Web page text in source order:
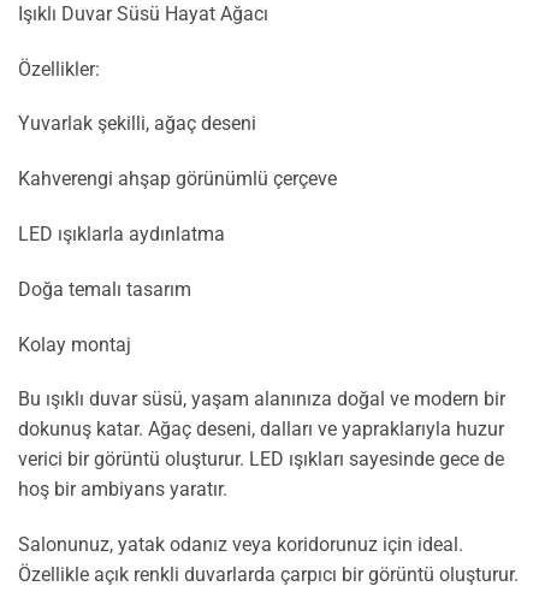
Işıklı Duvar Süsü Hayat Ağacı
Özellikler:
Yuvarlak şekilli, ağaç deseni
Kahverengi ahşap görünümlü çerçeve
LED ışıklarla aydınlatma
Doğa temalı tasarım
Kolay montaj
Bu ışıklı duvar süsü, yaşam alanınıza doğal ve modern bir
dokunuş katar. Ağaç deseni, dalları ve yapraklarıyla huzur
verici bir görüntü oluşturur. LED ışıkları sayesinde gece de
hoş bir ambiyans yaratır.
Salonunuz, yatak odanız veya koridorunuz için ideal.
Özellikle açık renkli duvarlarda çarpıcı bir görüntü oluşturur.